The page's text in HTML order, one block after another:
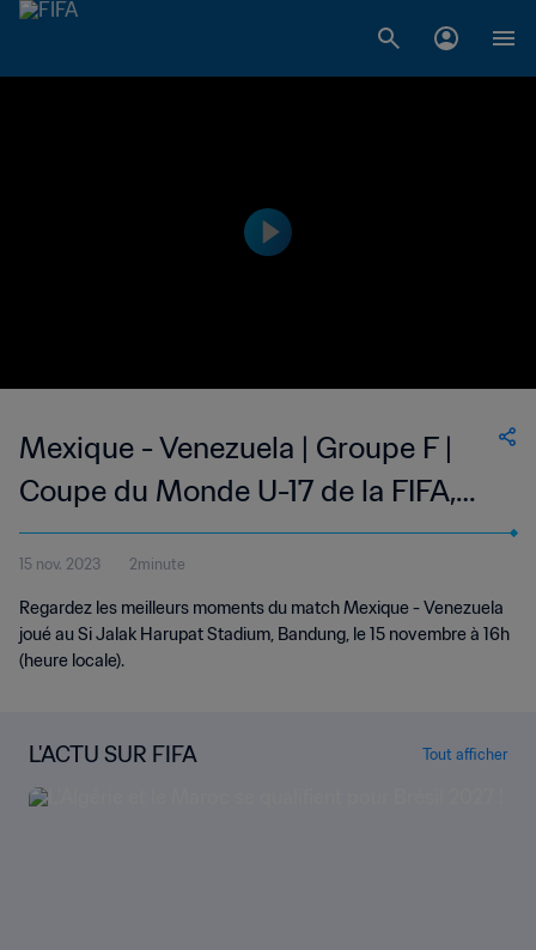
Mexique - Venezuela | Groupe F |
Coupe du Monde U-17 de la FIFA,
Indonésie 2023™ | Temps forts
15 nov. 2023 2minute
Regardez les meilleurs moments du match Mexique - Venezuela
joué au Si Jalak Harupat Stadium, Bandung, le 15 novembre à 16h
(heure locale).
L'ACTU SUR FIFA Tout afficher